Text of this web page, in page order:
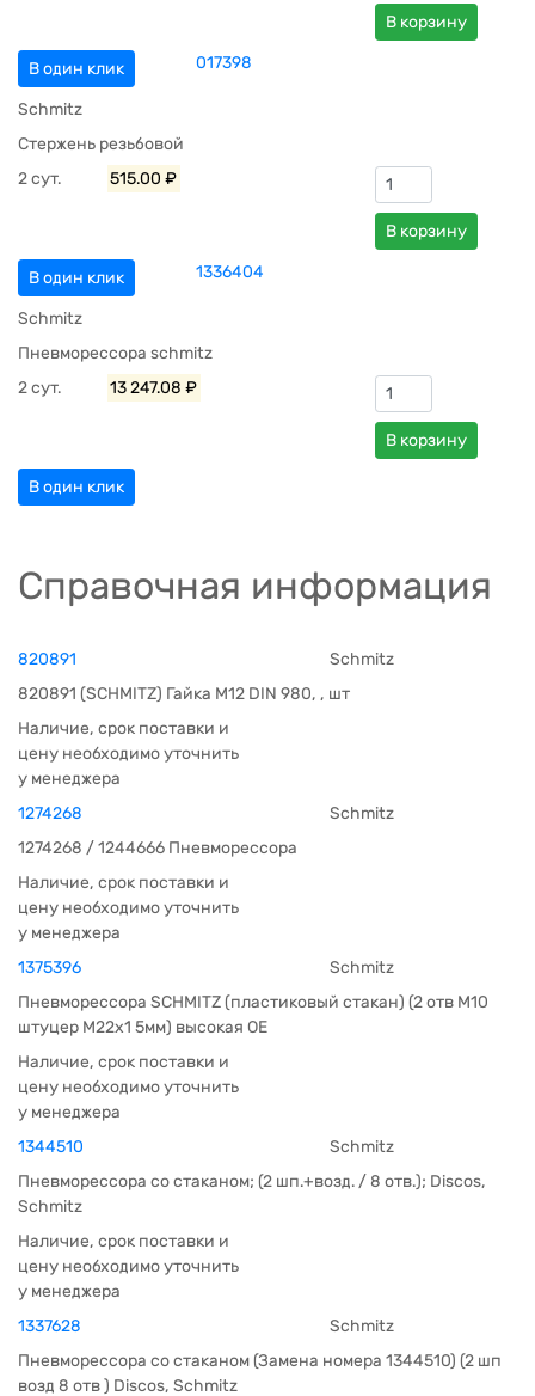
В корзину
В один клик 017398
Schmitz
Стержень резьбовой
2 сут.
515.00 ₽
В корзину
В один клик 1336404
Schmitz
Пневморессора schmitz
2 сут.
13 247.08 ₽
В корзину
В один клик
Справочная информация
820891
Schmitz
820891 (SCHMITZ) Гайка М12 DIN 980, , шт
Наличие, срок поставки и
цену необходимо уточнить
у менеджера
1274268
Schmitz
1274268 / 1244666 Пневморессора
Наличие, срок поставки и
цену необходимо уточнить
у менеджера
1375396
Schmitz
Пневморессора SCHMITZ (пластиковый стакан) (2 отв M10
штуцер M22х1 5мм) высокая OE
Наличие, срок поставки и
цену необходимо уточнить
у менеджера
1344510
Schmitz
Пневморессора со стаканом; (2 шп.+возд. / 8 отв.); Discos,
Schmitz
Наличие, срок поставки и
цену необходимо уточнить
у менеджера
1337628
Schmitz
Пневморессора со стаканом (Замена номера 1344510) (2 шп
возд 8 отв ) Discos, Schmitz